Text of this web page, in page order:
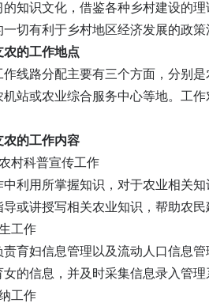
的知识文化，借鉴各种乡村建设的
一切有利于乡村地区经济发展的政策
农的工作地点
作线路分配主要有三个方面，分别
机站或农业综合服务中心等地。工
农的工作内容
村科普宣传工作
中利用所掌握知识，对于农业相关
导或讲授写相关农业知识，帮助农
工作
责育妇信息管理以及流动人口信息
女的信息，并及时采集信息录入管理
工作